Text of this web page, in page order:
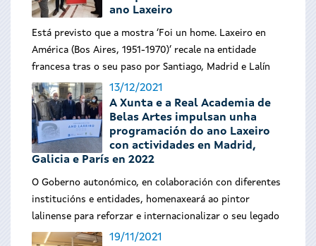
ano Laxeiro
Está previsto que a mostra ‘Foi un home. Laxeiro en
América (Bos Aires, 1951-1970)’ recale na entidade
francesa tras o seu paso por Santiago, Madrid e Lalín
13/12/2021
A Xunta e a Real Academia de
Belas Artes impulsan unha
programación do ano Laxeiro
con actividades en Madrid,
Galicia e París en 2022
O Goberno autonómico, en colaboración con diferentes
institucións e entidades, homenaxeará ao pintor
lalinense para reforzar e internacionalizar o seu legado
19/11/2021